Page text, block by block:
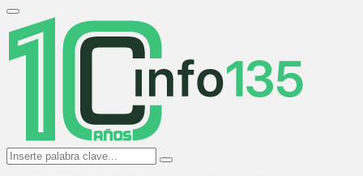
Primary
Menu
Search
for:
Search